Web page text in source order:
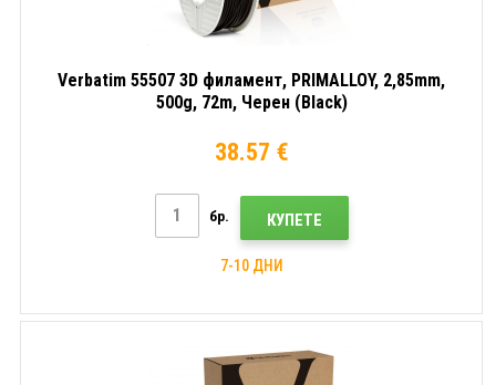
Verbatim 55507 3D филамент, PRIMALLOY, 2,85mm,
500g, 72m, Черен (Black)
38.57 €
бр. КУПЕТЕ
7-10 ДНИ